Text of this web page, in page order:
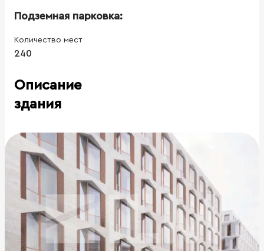
Подземная парковка:
Количество мест
240
Описание
здания